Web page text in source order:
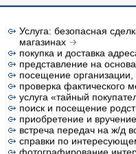
Услуга: безопасная
магазинах
покупка и доставка
представление на
посещение
проверка фактического
услуга «тайный
поиск и посещение
приобретение и
встреча передач на ж/д
справки по